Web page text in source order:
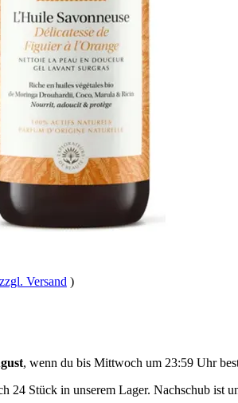
zzgl. Versand )
, wenn du bis Mittwoch um 23:59 Uhr
24 Stück in unserem Lager. Nachschub ist